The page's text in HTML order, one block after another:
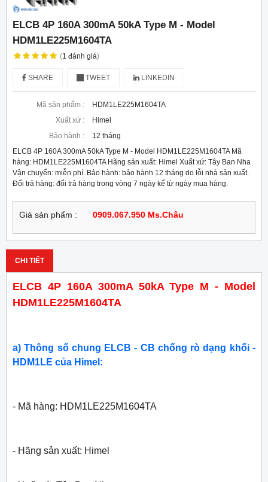
ELCB 4P 160A 300mA 50kA Type M - Model
HDM1LE225M1604TA
(1 đánh giá)
SHARE TWEET LINKEDIN
Mã sản phẩm :
HDM1LE225M1604TA
Xuất xứ :
Himel
Bảo hành :
12 tháng
ELCB 4P 160A 300mA 50kA Type M - Model HDM1LE225M1604TA Mã
hàng: HDM1LE225M1604TA Hãng sản xuất: Himel Xuất xứ: Tây Ban Nha
Vận chuyển: miễn phí. Bảo hành: bảo hành 12 tháng do lỗi nhà sản xuất.
Đổi trả hàng: đổi trả hàng trong vòng 7 ngày kể từ ngày mua hàng.
Giá sản phẩm : 0909.067.950 Ms.Châu
CHI TIẾT
ELCB 4P 160A 300mA 50kA Type M - Model
HDM1LE225M1604TA
a) Thông số chung ELCB - CB chống rò dạng khối -
HDM1LE của Himel:
- Mã hàng: HDM1LE225M1604TA
- Hãng sản xuất: Himel